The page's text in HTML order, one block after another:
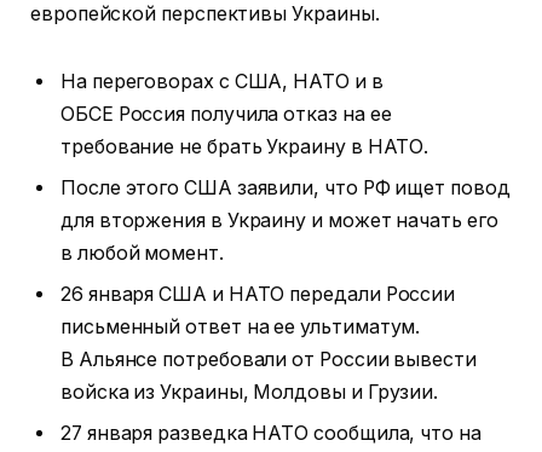
европейской перспективы Украины.
На переговорах с США, НАТО и в
ОБСЕ Россия получила отказ на ее
требование не брать Украину в НАТО.
После этого США заявили, что РФ ищет повод
для вторжения в Украину и может начать его
в любой момент.
26 января США и НАТО передали России
письменный ответ на ее ультиматум.
В Альянсе потребовали от России вывести
войска из Украины, Молдовы и Грузии.
27 января разведка НАТО сообщила, что на